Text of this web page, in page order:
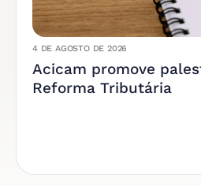
4 DE AGOSTO DE 2026
Acicam promove
Reforma Tributária